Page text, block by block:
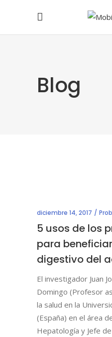
Blog
diciembre 14, 2017
5 usos de los
para
digestivo del
El investigador Juan
Domingo (Profesor
la salud en la
(España) en el área
Hepatología y Jefe